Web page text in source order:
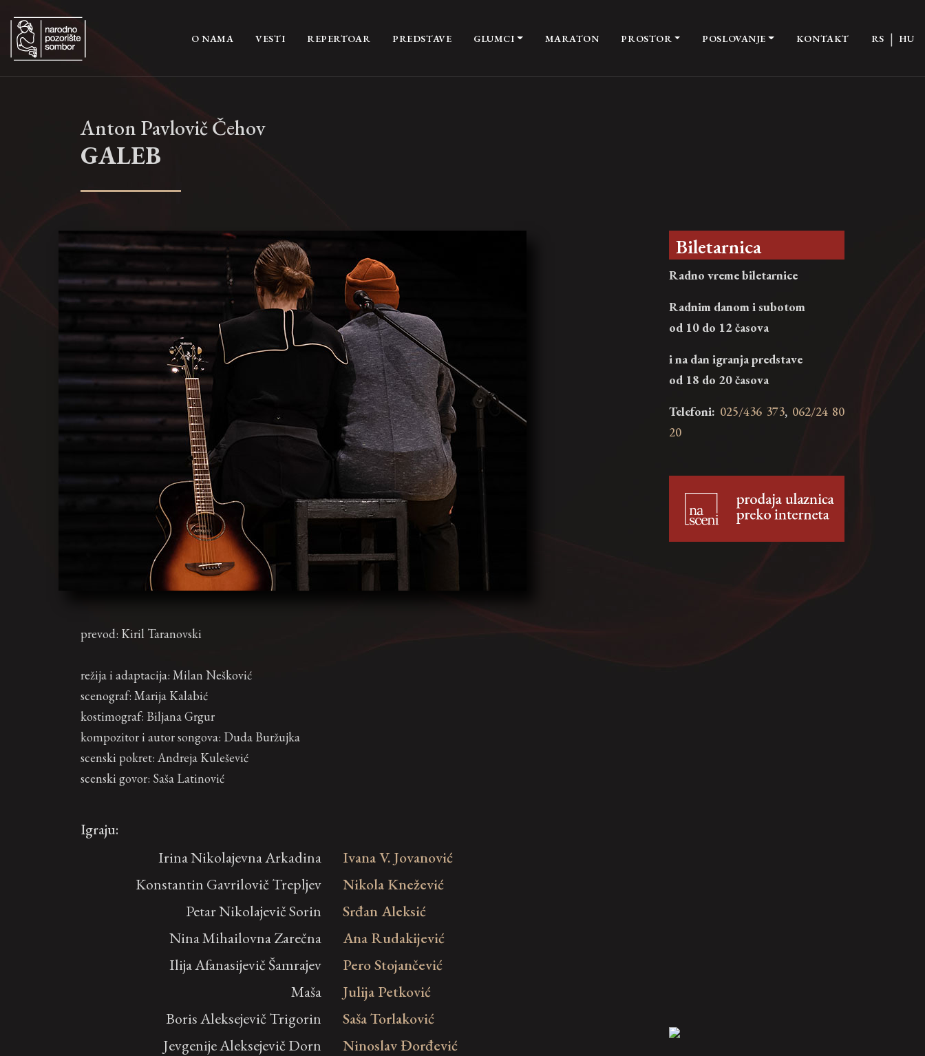
O NAMA (CURRENT)
VESTI REPERTOAR PREDSTAVE GLUMCI MARATON PROSTOR POSLOVANJE KONTAKT RS | HU
Anton Pavlovič Čehov
GALEB
prevod: Kiril Taranovski
režija i adaptacija: Milan Nešković
scenograf: Marija Kalabić
kostimograf: Biljana Grgur
kompozitor i autor songova: Duda Buržujka
scenski pokret: Andreja Kulešević
scenski govor: Saša Latinović
Igraju:
Irina Nikolajevna Arkadina
Ivana V. Jovanović
Konstantin Gavrilovič Trepljev
Nikola Knežević
Petar Nikolajevič Sorin
Srđan Aleksić
Nina Mihailovna Zarečna
Ana Rudakijević
Ilija Afanasijevič Šamrajev
Pero Stojančević
Maša
Julija Petković
Boris Aleksejevič Trigorin
Saša Torlaković
Jevgenije Aleksejevič Dorn
Ninoslav Đorđević
Biletarnica
Radno vreme biletarnice
Radnim danom i subotom
od 10 do 12 časova
i na dan igranja predstave
od 18 do 20 časova
Telefoni: 025/436 373, 062/24 80
20